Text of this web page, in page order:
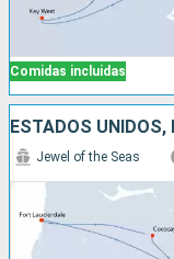
Comidas incluidas
ESTADOS
Jewel of the Seas